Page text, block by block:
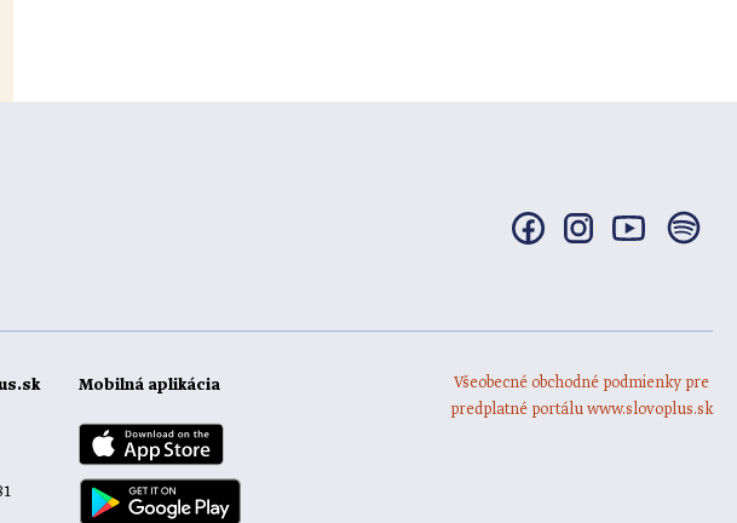
Mobilná aplikácia
Všeobecné obchodné podmienky pre
predplatné portálu www.slovoplus.sk